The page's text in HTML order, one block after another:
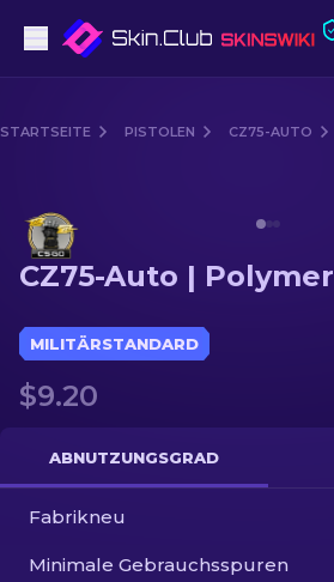
Gewehr
Scharfschützengewehr
Messer
Handschuh
Kisten
Andere
STARTSEITE PISTOLEN CZ75-AUTO
CZ75-Auto | Polymer
MILITÄRSTANDARD
$9.20
ABNUTZUNGSGRAD
Fabrikneu
Minimale Gebrauchsspuren